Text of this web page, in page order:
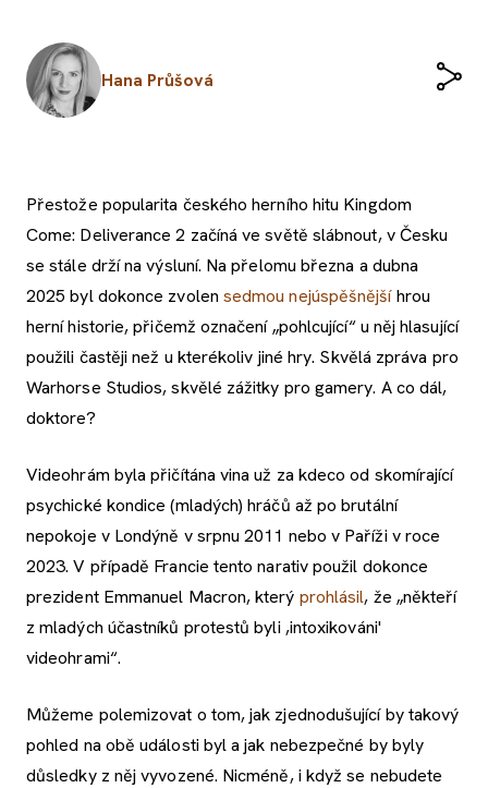
Hana Průšová
Přestože popularita českého herního hitu Kingdom
Come: Deliverance 2 začíná ve světě slábnout, v Česku
se stále drží na výsluní. Na přelomu března a dubna
2025 byl dokonce zvolen sedmou nejúspěšnějšíhrou
herní historie, přičemž označení „pohlcující“ u něj hlasující
použili častěji než u kterékoliv jiné hry. Skvělá zpráva pro
Warhorse Studios, skvělé zážitky pro gamery. A co dál,
doktore?
Videohrám byla přičítána vina už za kdeco od skomírající
psychické kondice (mladých) hráčů až po brutální
nepokoje v Londýně v srpnu 2011 nebo v Paříži v roce
2023. V případě Francie tento narativ použil dokonce
prezident Emmanuel Macron, který prohlásil, že „někteří
z mladých účastníků protestů byli ,intoxikováni'
videohrami“.
Můžeme polemizovat o tom, jak zjednodušující by takový
pohled na obě události byl a jak nebezpečné by byly
důsledky z něj vyvozené. Nicméně, i když se nebudete